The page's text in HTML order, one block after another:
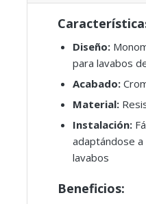
Diseño:
para lavabos
Acabado:
Material:
Instalación:
adaptándose
lavabos
Beneficios: